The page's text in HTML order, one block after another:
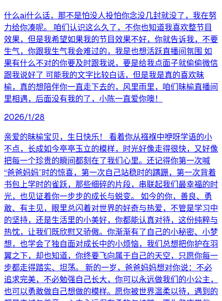
什么ai什么话，那不是怕没人投怕你念没几封就没了，我在努
力给你凑呢。 咱们认识这么久了，不你也知道我喜欢整节目
效果，但是我希望如果我的节目效果不好，你就告诉我，不要
生气，你跟我生气我会难过的，我是也想活跃直播间氛围 如
果有什么不对的你要及时跟我说，要是给我点面子就偷偷微信
跟我说好了 可能我的文字比较白话，但是我是真的喜欢昧
榆，真的想陪伴你一直走下去的，风里雨里，咱们昧榆直播间
里相遇，后面没有我的了，小陈一直爱你噢！
2026/1/28
亲爱的昧榆宝贝，生日快乐！ 看着你从襁褓中咿呀学语的小
不点，长成如今亭亭玉立的模样，时光好像走得很快，又好像
把每一个珍贵的瞬间都刻在了我们心里。还记得你第一次喊
“爸爸妈妈”时的惊喜，第一次自己站稳时的蹒跚，第一次背着
书包上学时的雀跃，那些细碎的片段，串联起我们最幸福的时
光，也见证着你一步步的成长与蜕变。 如今的你，善良、勇
敢、有主见，眼里总闪着对世界的好奇与热爱，不管是学习中
的坚持，还是生活里的小美好，你都能认真对待，这份纯粹与
热忱，让我们既欣慰又骄傲。你渐渐有了自己的小秘密、小梦
想，也学会了独自面对成长中的小烦恼，我们总想把你护在羽
翼之下，却也知道，你终要飞向属于自己的天空，只愿你每一
步都走得踏实、坦荡。 新的一岁，爸爸妈妈想对你说：不必
追求完美，不必勉强自己长大，你可以永远做我们的小公主，
也可以勇敢做自己想做的模样。愿你被世界温柔以待，遇到的